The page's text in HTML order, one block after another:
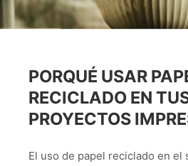
PORQUÉ USAR
RECICLADO EN
PROYECTOS
El uso de papel reciclado en el